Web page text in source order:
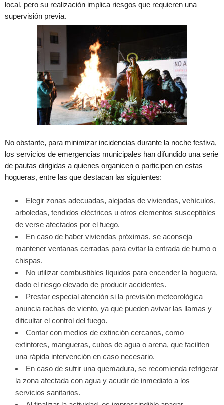
local, pero su realización implica riesgos que requieren una
supervisión previa.
No obstante, para minimizar incidencias durante la noche festiva,
los servicios de emergencias municipales han difundido una serie
de pautas dirigidas a quienes organicen o participen en estas
hogueras, entre las que destacan las siguientes:
Elegir zonas adecuadas, alejadas de viviendas, vehículos,
arboledas, tendidos eléctricos u otros elementos susceptibles
de verse afectados por el fuego.
En caso de haber viviendas próximas, se aconseja
mantener ventanas cerradas para evitar la entrada de humo o
chispas.
No utilizar combustibles líquidos para encender la hoguera,
dado el riesgo elevado de producir accidentes.
Prestar especial atención si la previsión meteorológica
anuncia rachas de viento, ya que pueden avivar las llamas y
dificultar el control del fuego.
Contar con medios de extinción cercanos, como
extintores, mangueras, cubos de agua o arena, que faciliten
una rápida intervención en caso necesario.
En caso de sufrir una quemadura, se recomienda refrigerar
la zona afectada con agua y acudir de inmediato a los
servicios sanitarios.